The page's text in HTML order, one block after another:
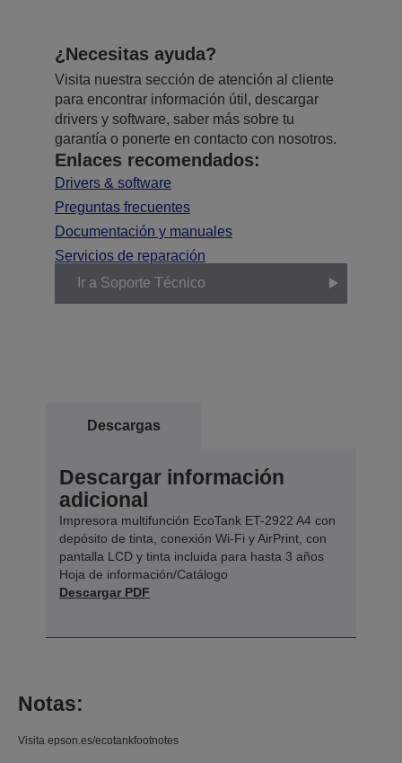
¿Necesitas ayuda?
Visita nuestra sección de atención al cliente
para encontrar información útil, descargar
drivers y software, saber más sobre tu
garantía o ponerte en contacto con nosotros.
Enlaces recomendados:
Drivers & software
Preguntas frecuentes
Documentación y manuales
Servicios de reparación
Ir a Soporte Técnico
Descargas
Descargar información
adicional
Impresora multifunción EcoTank ET-2922 A4 con
depósito de tinta, conexión Wi-Fi y AirPrint, con
pantalla LCD y tinta incluida para hasta 3 años
Hoja de información/Catálogo
Descargar PDF
Notas:
Visita epson.es/ecotankfootnotes